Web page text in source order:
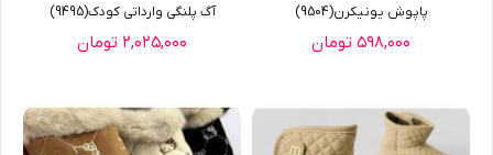
پاپوش يونيکرن(9504)
۵۹۸,۰۰۰ تومان
آگ پلنگي وارداتي کودک(9495)
۲,۰۲۵,۰۰۰ تومان